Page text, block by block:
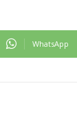
WhatsApp